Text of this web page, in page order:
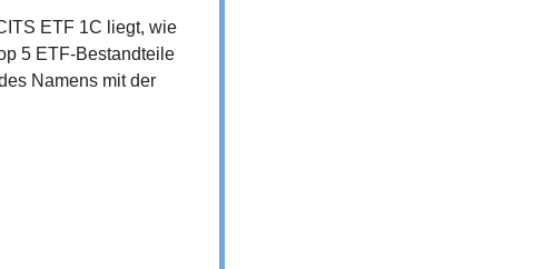
ETF 1C liegt, wie
5 ETF-Bestandteile
Namens mit der